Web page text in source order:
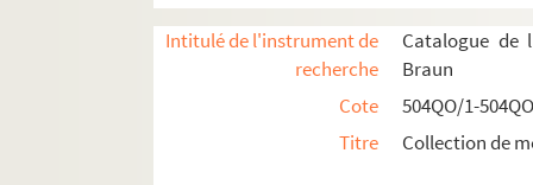
Intitulé de l'instrument de
recherche
Catalogue de
Braun
Cote
504QO/1-
Titre
Collection de